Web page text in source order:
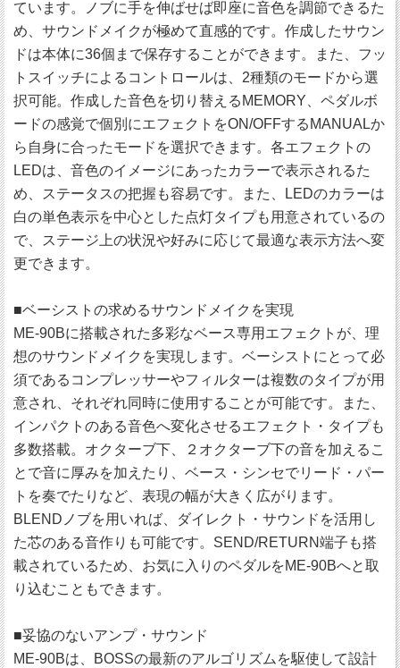
ています。ノブに手を伸ばせば即座に音色を調節できるた
め、サウンドメイクが極めて直感的です。作成したサウン
ドは本体に36個まで保存することができます。また、フッ
トスイッチによるコントロールは、2種類のモードから選
択可能。作成した音色を切り替えるMEMORY、ペダルボ
ードの感覚で個別にエフェクトをON/OFFするMANUALか
ら自身に合ったモードを選択できます。各エフェクトの
LEDは、音色のイメージにあったカラーで表示されるた
め、ステータスの把握も容易です。また、LEDのカラーは
白の単色表示を中心とした点灯タイプも用意されているの
で、ステージ上の状況や好みに応じて最適な表示方法へ変
更できます。
■ベーシストの求めるサウンドメイクを実現
ME-90Bに搭載された多彩なベース専用エフェクトが、理
想のサウンドメイクを実現します。ベーシストにとって必
須であるコンプレッサーやフィルターは複数のタイプが用
意され、それぞれ同時に使用することが可能です。また、
インパクトのある音色へ変化させるエフェクト・タイプも
多数搭載。オクターブ下、２オクターブ下の音を加えるこ
とで音に厚みを加えたり、ベース・シンセでリード・パー
トを奏でたりなど、表現の幅が大きく広がります。
BLENDノブを用いれば、ダイレクト・サウンドを活用し
た芯のある音作りも可能です。SEND/RETURN端子も搭
載されているため、お気に入りのペダルをME-90Bへと取
り込むこともできます。
■妥協のないアンプ・サウンド
ME-90Bは、BOSSの最新のアルゴリズムを駆使して設計